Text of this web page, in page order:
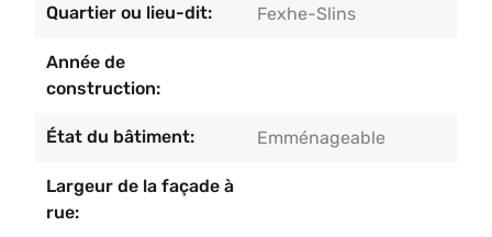
verdoyant menant à un garage accessible par la
vitrage avec volets, Pompes à chaleur, CC au
mazout et Poêle à Pellets, PEB D, RC net :
423€.Faire offre à partir de 275.000 €, sous
réserve d’acceptation des
propriétaires.Informations et visites au
04/233.55.55.
Quartier ou lieu-dit: Fexhe-Slins
Année de
construction:
État du bâtiment: Emménageable
Largeur de la façade à
rue: